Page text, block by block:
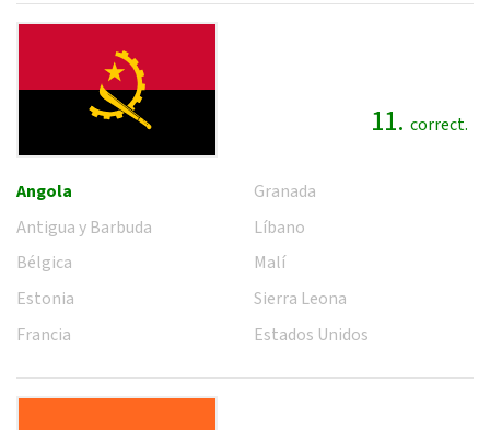
11. correct.
Angola
Antigua y Barbuda
Bélgica
Estonia
Francia
Granada
Líbano
Malí
Sierra Leona
Estados Unidos